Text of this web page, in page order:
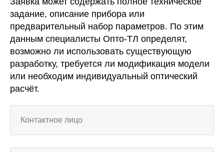
задание, описание прибора или
предварительный набор параметров. По этим
данным специалисты Опто-ТЛ определят,
возможно ли использовать существующую
разработку, требуется ли модификация модели
или необходим индивидуальный оптический
расчёт.